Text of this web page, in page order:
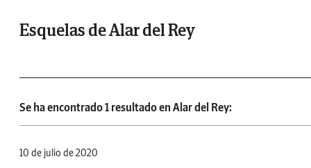
Esquelas de Alar del Rey
Se ha encontrado 1 resultado en Alar del Rey:
10 de julio de 2020